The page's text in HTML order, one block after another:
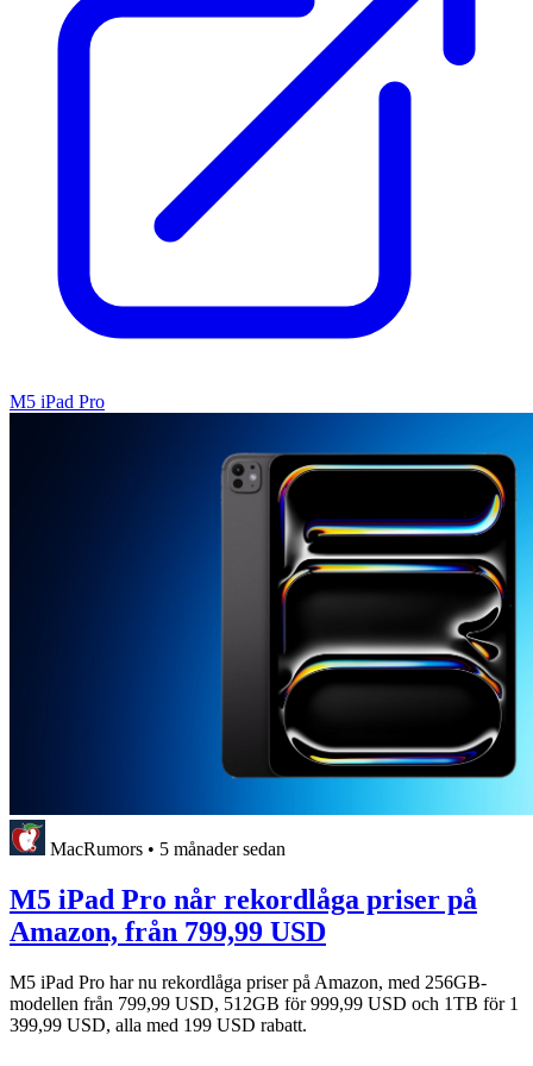
M5 iPad Pro
MacRumors • 5 månader sedan
M5 iPad Pro når rekordlåga priser på
Amazon, från 799,99 USD
M5 iPad Pro har nu rekordlåga priser på Amazon, med 256GB-
modellen från 799,99 USD, 512GB för 999,99 USD och 1TB för 1
399,99 USD, alla med 199 USD rabatt.